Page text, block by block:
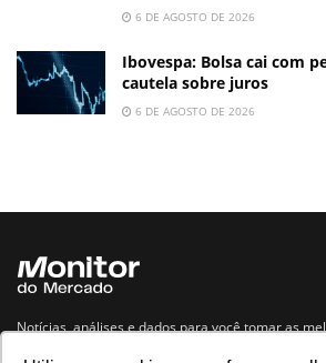
6 DE AGOSTO DE 2026
Ibovespa: Bolsa cai com
cautela sobre juros
6 DE AGOSTO DE 2026
Notícias, análises e dados para você tomar as